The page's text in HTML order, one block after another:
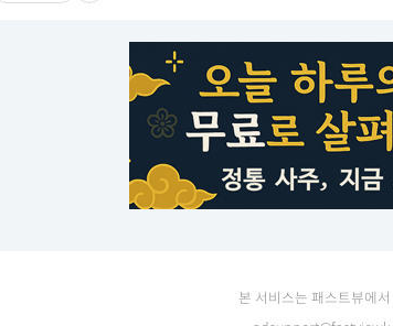
본 서비스는 패스트뷰에